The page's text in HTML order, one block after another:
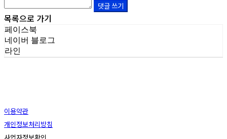
댓글 쓰기
목록으로 가기
페이스북
네이버 블로그
라인
이용약관
개인정보처리방침
사업자정보확인